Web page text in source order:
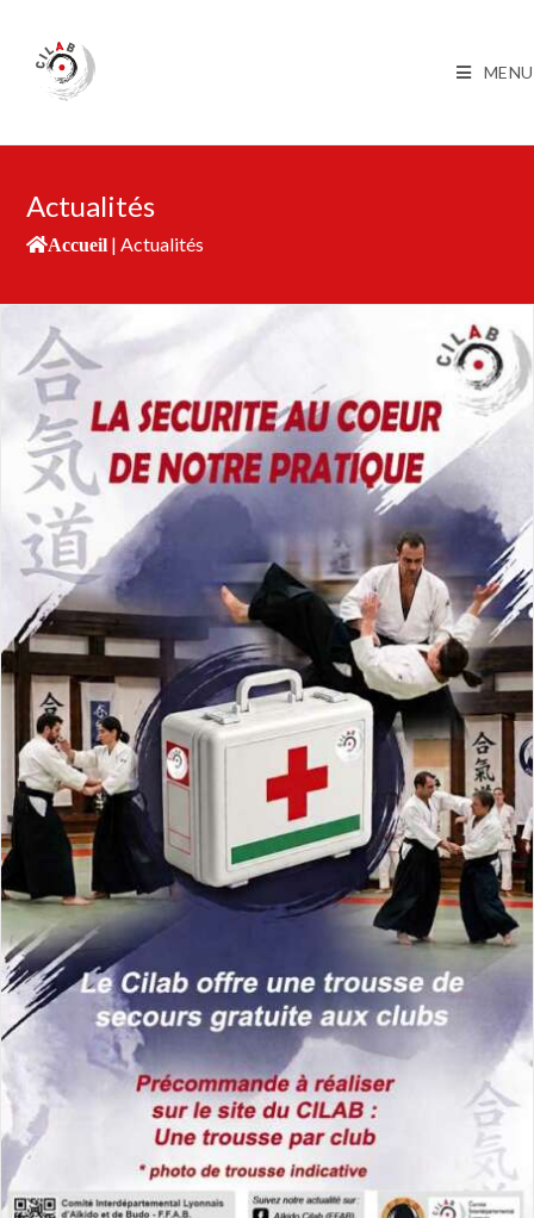
MENU
Actualités
Accueil |Actualités